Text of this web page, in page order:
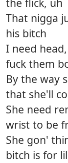
That nigga
his bitch
I need
fuck them
By the way
that she'll
She need
wrist to be
She gon'
bitch is for